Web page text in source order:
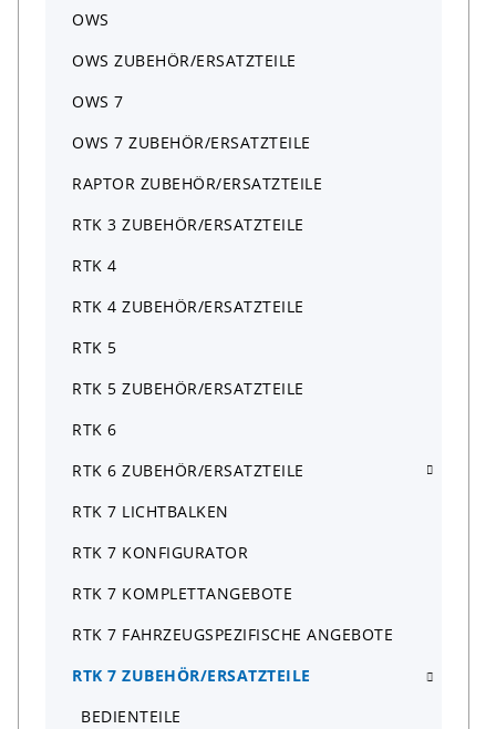
OWS
OWS ZUBEHÖR/ERSATZTEILE
OWS 7
OWS 7 ZUBEHÖR/ERSATZTEILE
RAPTOR ZUBEHÖR/ERSATZTEILE
RTK 3 ZUBEHÖR/ERSATZTEILE
RTK 4
RTK 4 ZUBEHÖR/ERSATZTEILE
RTK 5
RTK 5 ZUBEHÖR/ERSATZTEILE
RTK 6
RTK 6 ZUBEHÖR/ERSATZTEILE
RTK 7 LICHTBALKEN
RTK 7 KONFIGURATOR
RTK 7 KOMPLETTANGEBOTE
RTK 7 FAHRZEUGSPEZIFISCHE ANGEBOTE
RTK 7 ZUBEHÖR/ERSATZTEILE
BEDIENTEILE